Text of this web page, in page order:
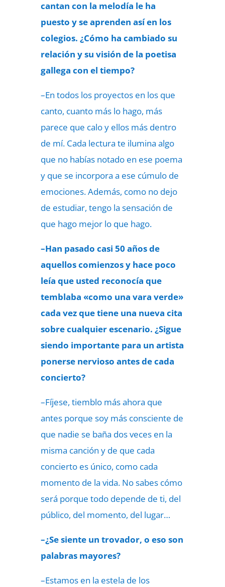
cantan con la melodía le ha
puesto y se aprenden así en los
colegios. ¿Cómo ha cambiado su
relación y su visión de la poetisa
gallega con el tiempo?
–En todos los proyectos en los que
canto, cuanto más lo hago, más
parece que calo y ellos más dentro
de mí. Cada lectura te ilumina algo
que no habías notado en ese poema
y que se incorpora a ese cúmulo de
emociones. Además, como no dejo
de estudiar, tengo la sensación de
que hago mejor lo que hago.
–Han pasado casi 50 años de
aquellos comienzos y hace poco
leía que usted reconocía que
temblaba «como una vara verde»
cada vez que tiene una nueva cita
sobre cualquier escenario. ¿Sigue
siendo importante para un artista
ponerse nervioso antes de cada
concierto?
–Fíjese, tiemblo más ahora que
antes porque soy más consciente de
que nadie se baña dos veces en la
misma canción y de que cada
concierto es único, como cada
momento de la vida. No sabes cómo
será porque todo depende de ti, del
público, del momento, del lugar…
–¿Se siente un trovador, o eso son
palabras mayores?
–Estamos en la estela de los